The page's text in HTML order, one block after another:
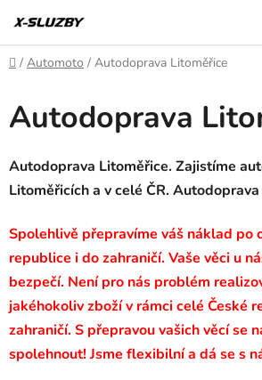
na
obsah
Domů
/ Automoto / Autodoprava Litoměřice
Autodoprava
Autodoprava Litoměřice. Zajistíme
Litoměřicích a v celé ČR. Autodoprava
Spolehlivě přepravíme váš náklad po
republice i do zahraničí. Vaše věci u
bezpečí. Není pro nás problém
jakéhokoliv zboží v rámci celé České
zahraničí. S přepravou vašich věcí se
spolehnout! Jsme flexibilní a dá se s